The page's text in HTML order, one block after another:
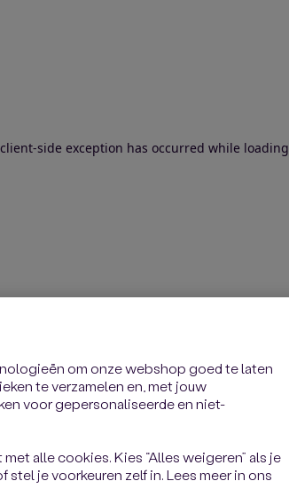
side exception has occurred while loading
om onze webshop goed te laten
te verzamelen en, met jouw
voor gepersonaliseerde en niet-
alle cookies. Kies “Alles weigeren” als je
je voorkeuren zelf in. Lees meer in ons